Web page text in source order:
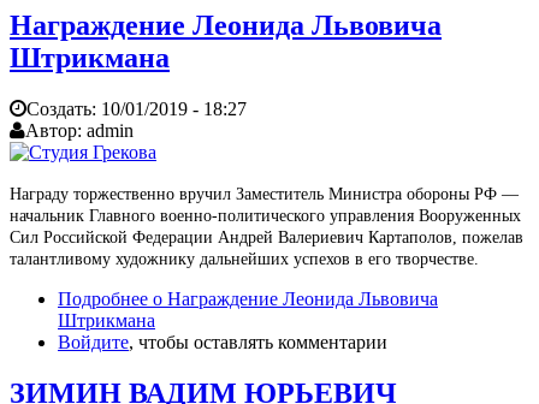
Награждение Леонида Львовича
Штрикмана
Создать: 10/01/2019 - 18:27
Автор: admin
Награду торжественно вручил Заместитель Министра обороны РФ —
начальник Главного военно-политического управления Вооруженных
Сил Российской Федерации Андрей Валериевич Картаполов, пожелав
талантливому художнику дальнейших успехов в его творчестве.
Подробнее о Награждение Леонида Львовича
Штрикмана
Войдите, чтобы оставлять комментарии
ЗИМИН ВАДИМ ЮРЬЕВИЧ